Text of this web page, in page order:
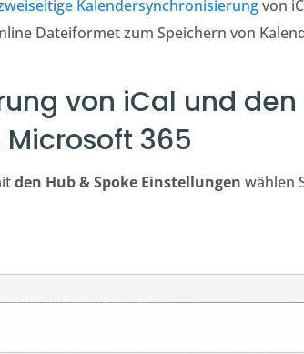
Kalendersynchronisierungvon
Dateiformet zum Speichern von
von iCal und
365
den Hub & Spoke Einstellungenwählen